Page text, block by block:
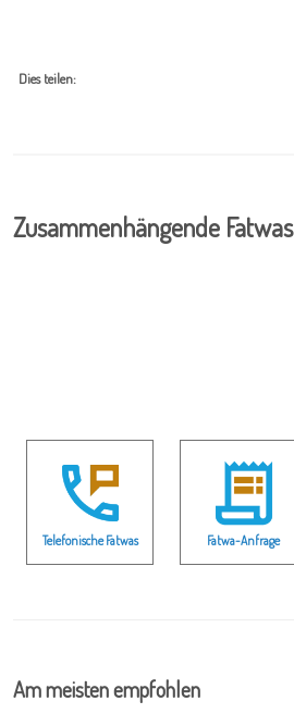
Dies teilen:
Zusammenhängende Fatwas
Telefonische Fatwas Fatwa-Anfrage
Am meisten empfohlen